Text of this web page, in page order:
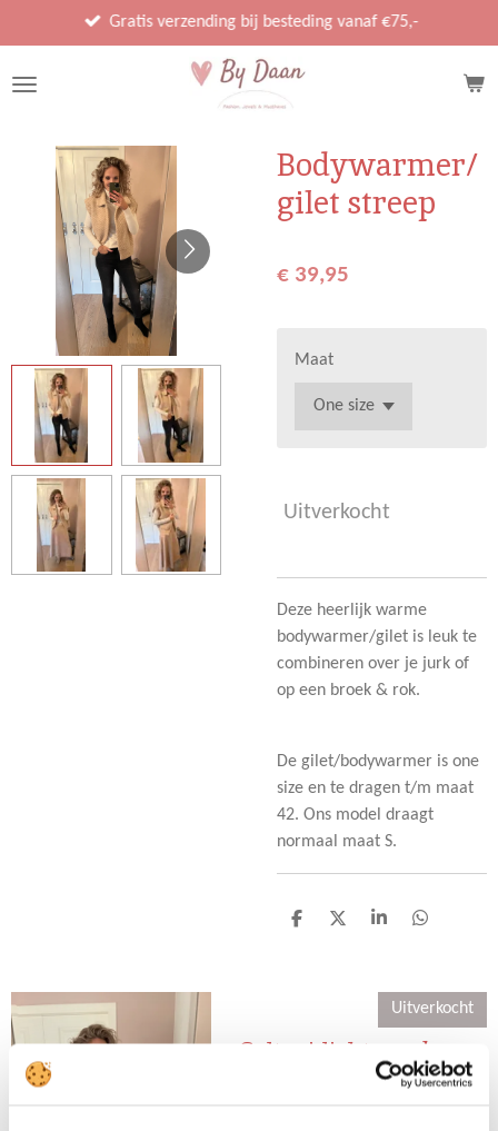
direct
naar
Gratis verzending bij besteding vanaf €75,-
Bodywarmer/
gilet streep
€ 39,95
Maat
Uitverkocht
Deze heerlijk warme
bodywarmer/gilet is leuk te
combineren over je jurk of
op een broek & rok.
De gilet/bodywarmer is one
size en te dragen t/m maat
42. Ons model draagt
normaal maat S.
D
D
S
D
n
Uitverkocht
Coltrui licht zand 1